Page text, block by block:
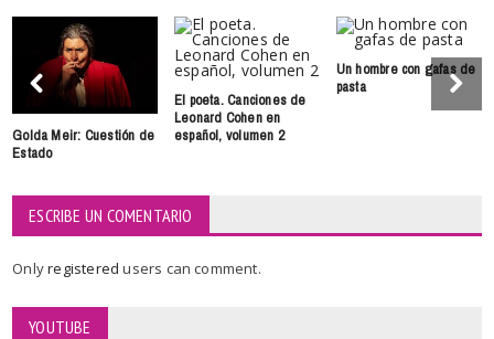
Golda Meir: Cuestión de
Estado
El poeta. Canciones de
Leonard Cohen en
español, volumen 2
Un hombre con gafas de
pasta
ESCRIBE UN COMENTARIO
Onlyregisteredusers can comment.
YOUTUBE